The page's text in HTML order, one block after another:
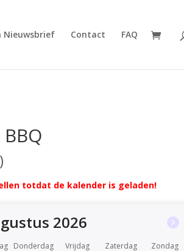
Nieuwsbrief Contact FAQ
totdat de kalender is geladen!
2026
Donderdag Vrijdag Zaterdag
Zondag